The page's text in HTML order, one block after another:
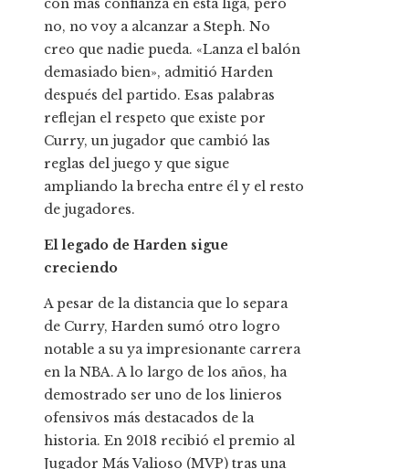
con más confianza en esta liga, pero
no, no voy a alcanzar a Steph. No
creo que nadie pueda. «Lanza el balón
demasiado bien», admitió Harden
después del partido. Esas palabras
reflejan el respeto que existe por
Curry, un jugador que cambió las
reglas del juego y que sigue
ampliando la brecha entre él y el resto
de jugadores.
El legado de Harden sigue
creciendo
A pesar de la distancia que lo separa
de Curry, Harden sumó otro logro
notable a su ya impresionante carrera
en la NBA. A lo largo de los años, ha
demostrado ser uno de los linieros
ofensivos más destacados de la
historia. En 2018 recibió el premio al
Jugador Más Valioso (MVP) tras una